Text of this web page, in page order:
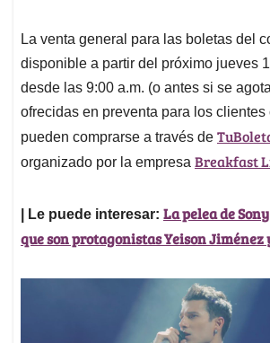
La venta general para las boletas del
disponible a partir del próximo jueves
desde las 9:00 a.m. (o antes si se
ofrecidas en preventa para los clientes
pueden comprarse a través de
organizado por la empresa Breakfast
| Le puede interesar: La pelea de
que son protagonistas Yeison Jiménez